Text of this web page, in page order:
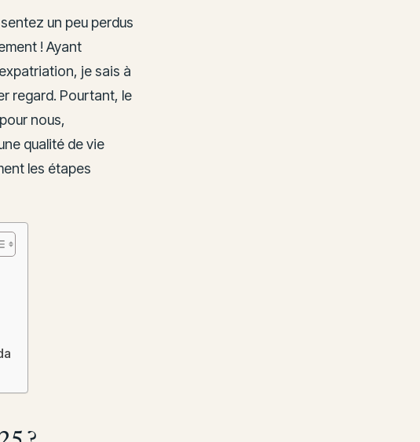
un peu perdus
! Ayant
je sais à
regard. Pourtant, le
nous,
qualité de vie
les étapes